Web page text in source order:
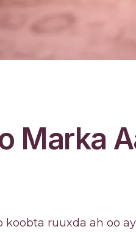
Marka
koobta ruuxda ah oo